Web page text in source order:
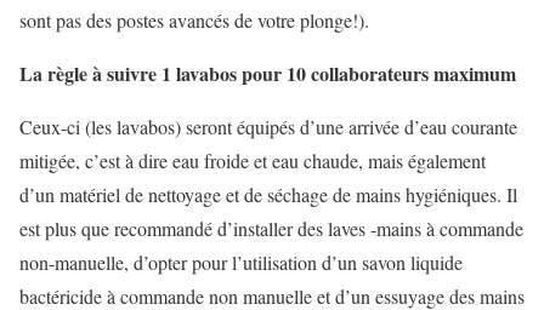
sont pas des postes avancés de votre plonge!).
La règle à suivre 1 lavabos pour 10 collaborateurs maximum
Ceux-ci (les lavabos) seront équipés d’une arrivée d’eau courante
mitigée, c’est à dire eau froide et eau chaude, mais également
d’un matériel de nettoyage et de séchage de mains hygiéniques. Il
est plus que recommandé d’installer des laves -mains à commande
non-manuelle, d’opter pour l’utilisation d’un savon liquide
bactéricide à commande non manuelle et d’un essuyage des mains